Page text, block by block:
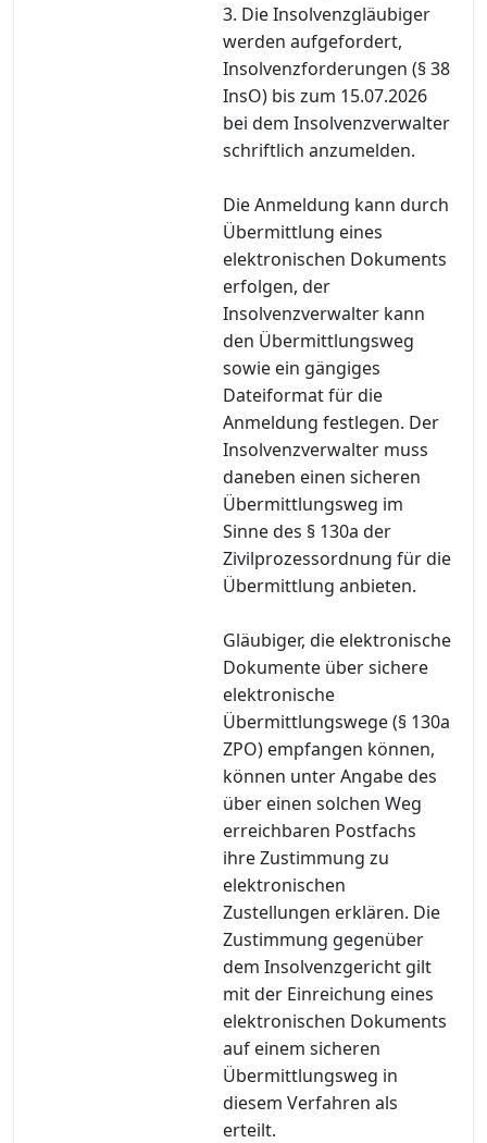
3. Die Insolvenzgläubiger
werden aufgefordert,
Insolvenzforderungen (§ 38
InsO) bis zum 15.07.2026
bei dem Insolvenzverwalter
schriftlich anzumelden.
Die Anmeldung kann durch
Übermittlung eines
elektronischen Dokuments
erfolgen, der
Insolvenzverwalter kann
den Übermittlungsweg
sowie ein gängiges
Dateiformat für die
Anmeldung festlegen. Der
Insolvenzverwalter muss
daneben einen sicheren
Übermittlungsweg im
Sinne des § 130a der
Zivilprozessordnung für die
Übermittlung anbieten.
Gläubiger, die elektronische
Dokumente über sichere
elektronische
Übermittlungswege (§ 130a
ZPO) empfangen können,
können unter Angabe des
über einen solchen Weg
erreichbaren Postfachs
ihre Zustimmung zu
elektronischen
Zustellungen erklären. Die
Zustimmung gegenüber
dem Insolvenzgericht gilt
mit der Einreichung eines
elektronischen Dokuments
auf einem sicheren
Übermittlungsweg in
diesem Verfahren als
erteilt.